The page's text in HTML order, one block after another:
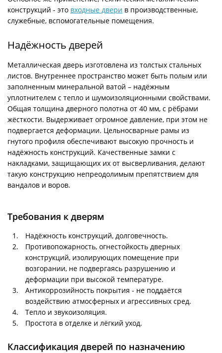
конструкций - это входные двери в производственные,
служебные, вспомогательные помещения.
Надёжность дверей
Металлическая дверь изготовлена из толстых стальных
листов. Внутреннее пространство может быть полым или
заполненным минеральной ватой – надёжным
уплотнителем с тепло и шумоизоляционными свойствами.
Общая толщина дверного полотна от 40 мм, с рёбрами
жёсткости. Выдерживает огромное давление, при этом не
подвергается деформации. Цельносварные рамы из
гнутого профиля обеспечивают высокую прочность и
надёжность конструкций. Качественные замки с
накладками, защищающих их от высверливания, делают
такую конструкцию непреодолимым препятствием для
вандалов и воров.
Требования к дверям
Надёжность конструкций, долговечность.
Противопожарность, огнестойкость дверных
конструкций, изолирующих помещение при
возгорании, не подвергаясь разрушению и
деформации при высокой температуре.
Антикоррозийность покрытия - не поддаётся
воздействию атмосферных и агрессивных сред.
Тепло и звукоизоляция.
Простота в отделке и лёгкий уход.
Классификация дверей по назначению